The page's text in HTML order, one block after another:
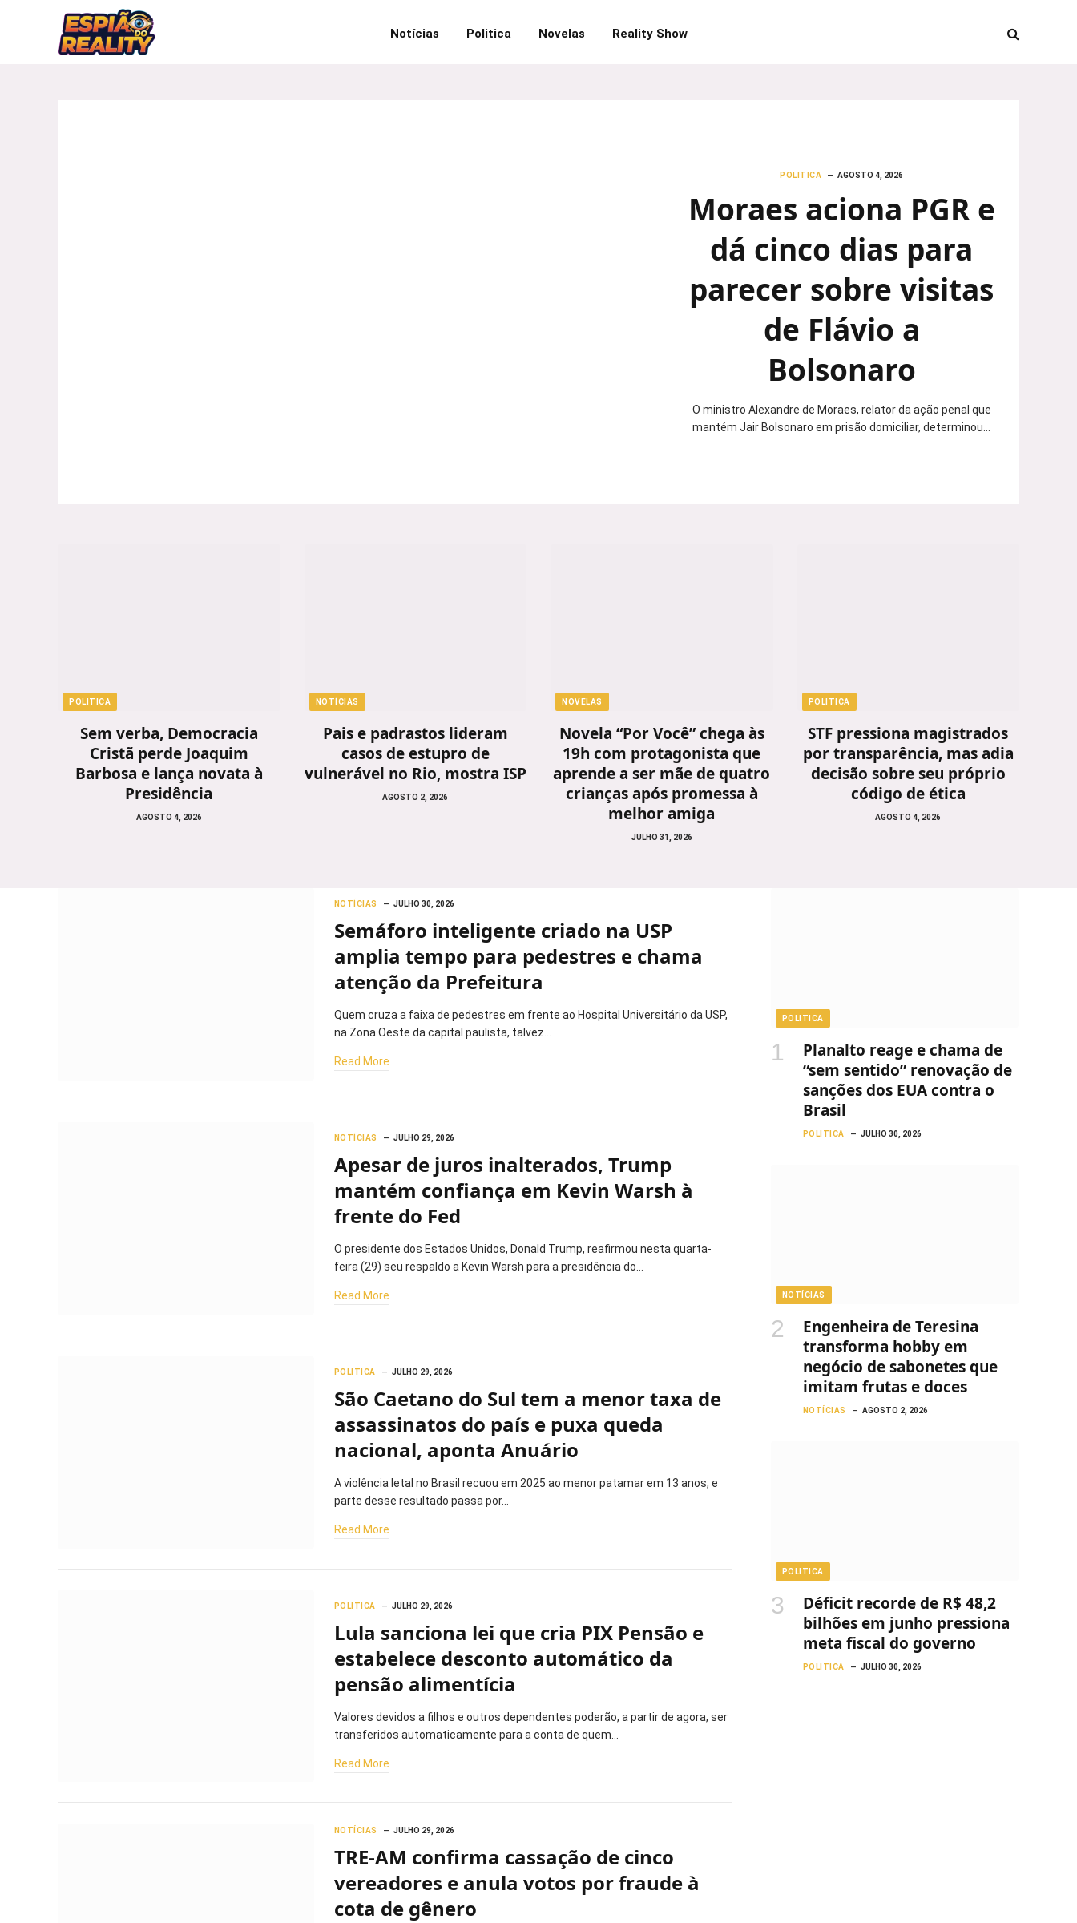
Notícias Politica Novelas Reality Show
POLITICA AGOSTO 4, 2026
Moraes aciona PGR e
dá cinco dias para
parecer sobre visitas
de Flávio a
Bolsonaro
O ministro Alexandre de Moraes, relator da ação penal que
mantém Jair Bolsonaro em prisão domiciliar, determinou…
POLITICA
Sem verba, Democracia
Cristã perde Joaquim
Barbosa e lança novata à
Presidência
AGOSTO 4, 2026
NOTÍCIAS
Pais e padrastos lideram
casos de estupro de
vulnerável no Rio, mostra ISP
AGOSTO 2, 2026
NOVELAS
Novela “Por Você” chega às
19h com protagonista que
aprende a ser mãe de quatro
crianças após promessa à
melhor amiga
JULHO 31, 2026
POLITICA
STF pressiona magistrados
por transparência, mas adia
decisão sobre seu próprio
código de ética
AGOSTO 4, 2026
NOTÍCIAS JULHO 30, 2026
Semáforo inteligente criado na USP
amplia tempo para pedestres e chama
atenção da Prefeitura
Quem cruza a faixa de pedestres em frente ao Hospital Universitário da USP,
na Zona Oeste da capital paulista, talvez…
Read More
NOTÍCIAS JULHO 29, 2026
Apesar de juros inalterados, Trump
mantém confiança em Kevin Warsh à
frente do Fed
O presidente dos Estados Unidos, Donald Trump, reafirmou nesta quarta-
feira (29) seu respaldo a Kevin Warsh para a presidência do…
Read More
POLITICA JULHO 29, 2026
São Caetano do Sul tem a menor taxa de
assassinatos do país e puxa queda
nacional, aponta Anuário
A violência letal no Brasil recuou em 2025 ao menor patamar em 13 anos, e
parte desse resultado passa por…
Read More
POLITICA JULHO 29, 2026
Lula sanciona lei que cria PIX Pensão e
estabelece desconto automático da
pensão alimentícia
Valores devidos a filhos e outros dependentes poderão, a partir de agora, ser
transferidos automaticamente para a conta de quem…
Read More
NOTÍCIAS JULHO 29, 2026
TRE-AM confirma cassação de cinco
vereadores e anula votos por fraude à
cota de gênero
POLITICA
Planalto reage e chama de
“sem sentido” renovação de
sanções dos EUA contra o
Brasil
POLITICA JULHO 30, 2026
NOTÍCIAS
Engenheira de Teresina
transforma hobby em
negócio de sabonetes que
imitam frutas e doces
NOTÍCIAS AGOSTO 2, 2026
POLITICA
Déficit recorde de R$ 48,2
bilhões em junho pressiona
meta fiscal do governo
POLITICA JULHO 30, 2026